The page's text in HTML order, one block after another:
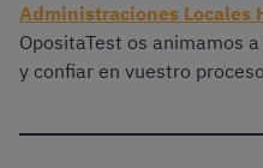
Administraciones Locales
OpositaTest os animamos
y confiar en vuestro